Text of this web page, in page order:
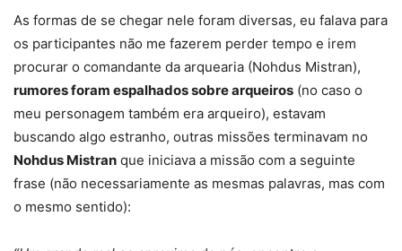
As formas de se chegar nele foram diversas, eu falava para
os participantes não me fazerem perder tempo e irem
procurar o comandante da arquearia (Nohdus Mistran),
rumores foram espalhados sobre arqueiros (no caso o
meu personagem também era arqueiro), estavam
buscando algo estranho, outras missões terminavam no
Nohdus Mistran que iniciava a missão com a seguinte
frase (não necessariamente as mesmas palavras, mas com
o mesmo sentido):